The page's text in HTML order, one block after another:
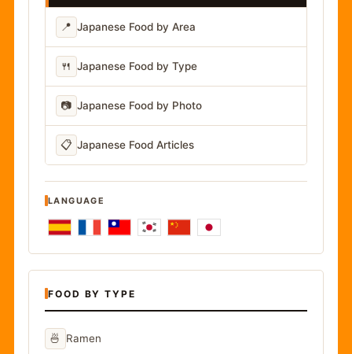
📍 Japanese Food by Area
🍴 Japanese Food by Type
📷 Japanese Food by Photo
📋 Japanese Food Articles
LANGUAGE
FOOD BY TYPE
🍜 Ramen